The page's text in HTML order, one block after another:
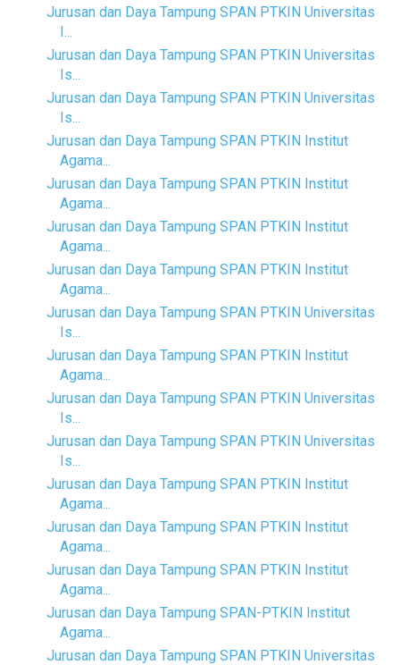
Jurusan dan Daya Tampung SPAN PTKIN Universitas
I...
Jurusan dan Daya Tampung SPAN PTKIN Universitas
Is...
Jurusan dan Daya Tampung SPAN PTKIN Universitas
Is...
Jurusan dan Daya Tampung SPAN PTKIN Institut
Agama...
Jurusan dan Daya Tampung SPAN PTKIN Institut
Agama...
Jurusan dan Daya Tampung SPAN PTKIN Institut
Agama...
Jurusan dan Daya Tampung SPAN PTKIN Institut
Agama...
Jurusan dan Daya Tampung SPAN PTKIN Universitas
Is...
Jurusan dan Daya Tampung SPAN PTKIN Institut
Agama...
Jurusan dan Daya Tampung SPAN PTKIN Universitas
Is...
Jurusan dan Daya Tampung SPAN PTKIN Universitas
Is...
Jurusan dan Daya Tampung SPAN PTKIN Institut
Agama...
Jurusan dan Daya Tampung SPAN PTKIN Institut
Agama...
Jurusan dan Daya Tampung SPAN PTKIN Institut
Agama...
Jurusan dan Daya Tampung SPAN-PTKIN Institut
Agama...
Jurusan dan Daya Tampung SPAN PTKIN Universitas